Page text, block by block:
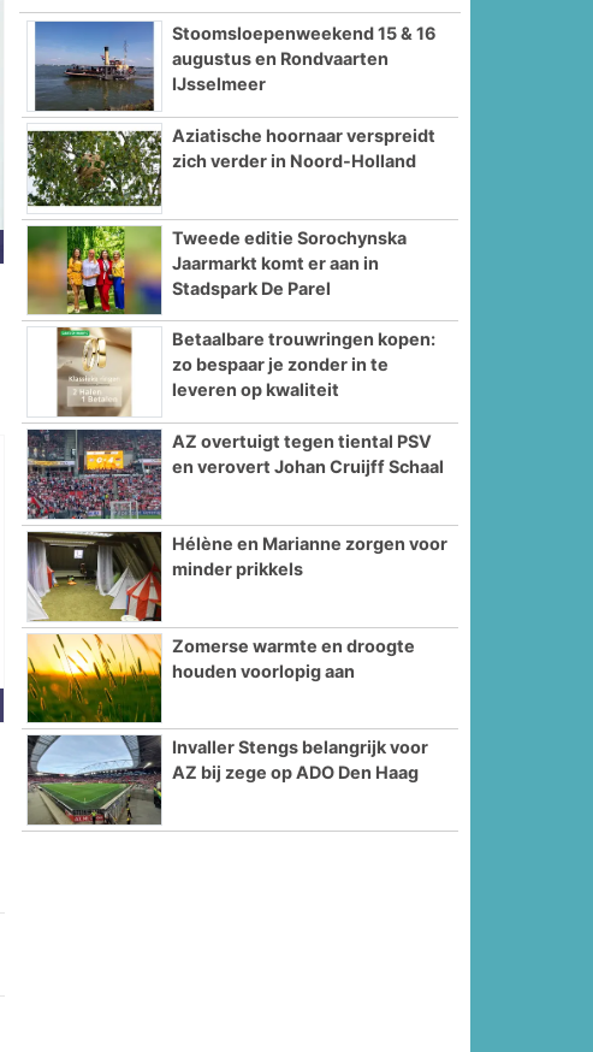
Stoomsloepenweekend 15 & 16
augustus en Rondvaarten
IJsselmeer
Aziatische hoornaar verspreidt
zich verder in Noord-Holland
Tweede editie Sorochynska
Jaarmarkt komt er aan in
Stadspark De Parel
Betaalbare trouwringen kopen:
zo bespaar je zonder in te
leveren op kwaliteit
AZ overtuigt tegen tiental PSV
en verovert Johan Cruijff Schaal
Hélène en Marianne zorgen voor
minder prikkels
Zomerse warmte en droogte
houden voorlopig aan
Invaller Stengs belangrijk voor
AZ bij zege op ADO Den Haag